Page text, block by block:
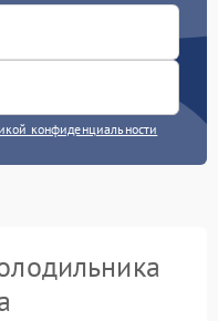
конфиденциальности